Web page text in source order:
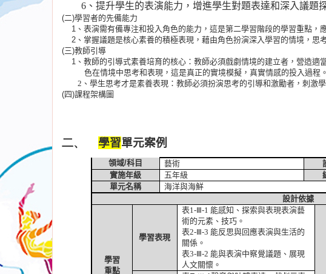
6、提升學生的表演能力，增進學生對題表達和深入議題
(二)學習者的先備能力
1、表演需有備專注和投入角色的能力，這是第二學習階段的學習重點，
2、掌握議題是核心素養的積極表現，藉由角色扮演深入學習的情境，思
(三)教師引導
1、教師的引導式素養培育的核心：教師必須戲劇情境的建立者，營造
色在情境中思考和表現，這是真正的實境模擬，真實情感的投入過程。
2 、學生思考才是素養表現：教師必須扮演思考的引導和激勵者，刺激
(四)課程架構圖
二、 學習單元案例
領域/科目 藝術
實施年級
五年級
單元名稱
海洋與海鮮
設計依據
學習
重點
學習表現
表1-Ⅲ-1 能感知、探索與表現表演藝
術的元素、技巧。
表2-Ⅲ-3 能反思與回應表演與生活的
關係。
表3-Ⅲ-2 能與表演中察覺議題、展現
人文關懷。